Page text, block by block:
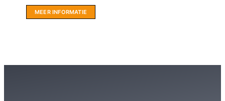
MEER INFORMATIE